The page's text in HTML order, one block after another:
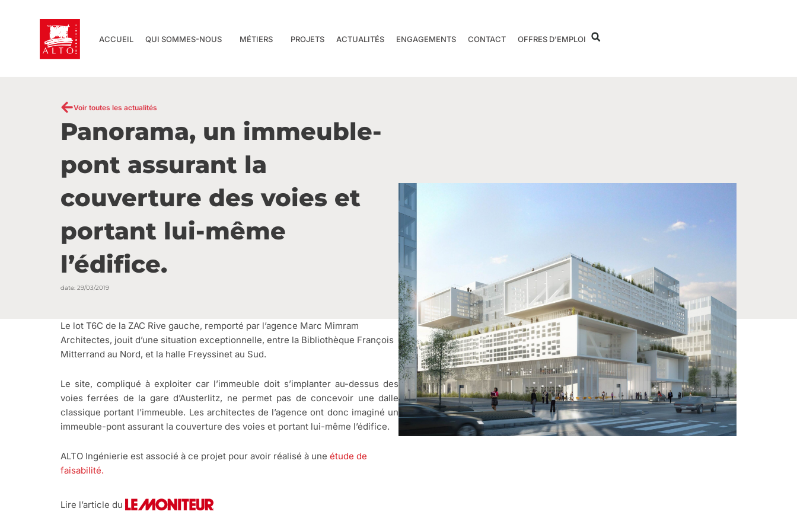
ACCUEIL QUI SOMMES-NOUS MÉTIERS PROJETS ACTUALITÉS ENGAGEMENTS CONTACT OFFRES D’EMPLOI
Voir toutes les actualités
Panorama, un immeuble-
pont assurant la
couverture des voies et
portant lui-même
l’édifice.
date: 29/03/2019
Le lot T6C de la ZAC Rive gauche, remporté par l’agence Marc Mimram
Architectes, jouit d’une situation exceptionnelle, entre la Bibliothèque François
Mitterrand au Nord, et la halle Freyssinet au Sud.
Le site, compliqué à exploiter car l’immeuble doit s’implanter au-dessus des
voies ferrées de la gare d’Austerlitz, ne permet pas de concevoir une dalle
classique portant l’immeuble. Les architectes de l’agence ont donc imaginé un
immeuble-pont assurant la couverture des voies et portant lui-même l’édifice.
ALTO Ingénierie est associé à ce projet pour avoir réalisé à une étude de
faisabilité.
Lire l’article du